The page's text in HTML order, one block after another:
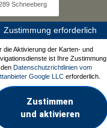
Schneeberg
Zustimmung erforderlich
die Aktivierung der Karten- und
ist Ihre Zustimmung
Datenschutzrichtlinien vom
Google LLC erforderlich.
Zustimmen
und aktivieren